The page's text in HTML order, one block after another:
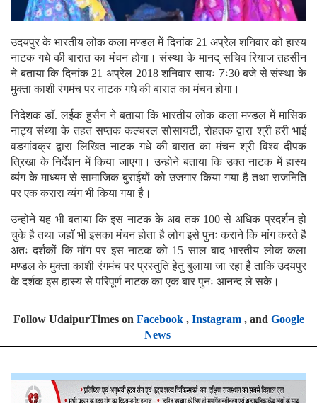
उदयपुर के भारतीय लोक कला मण्डल में दिनांक 21 अप्रेल शनिवार को हास्य
नाटक गधे की बारात का मंचन होगा। संस्था के मानद् सचिव रियाज तहसीन
ने बताया कि दिनांक 21 अप्रेल 2018 शनिवार सायः 7ः30 बजे से संस्था के
मुक्ता काशी रंगमंच पर नाटक गधे की बारात का मंचन होगा।
निदेशक डाॅ. लईक हुसैन ने बताया कि भारतीय लोक कला मण्डल में मासिक
नाट्य संध्या के तहत सप्तक कल्चरल सोसायटी, रोहतक द्वारा श्री हरी भाई
वडगांवक्र द्वारा लिखित नाटक गधे की बारात का मंचन श्री विश्व दीपक
त्रिखा के निर्देशन में किया जाएगा। उन्होने बताया कि उक्त नाटक में हास्य
व्यंग के माध्यम से सामाजिक बुराईयों को उजगार किया गया है तथा राजनिति
पर एक करारा व्यंग भी किया गया है।
उन्होने यह भी बताया कि इस नाटक के अब तक 100 से अधिक प्रदर्शन हो
चुके है तथा जहाॅ भी इसका मंचन होता है लोग इसे पुनः कराने कि मांग करते है
अतः दर्शकों कि माॅग पर इस नाटक को 15 साल बाद भारतीय लोक कला
मण्डल के मुक्ता काशी रंगमंच पर प्रस्तुति हेतु बुलाया जा रहा है ताकि उदयपुर
के दर्शक इस हास्य से परिपूर्ण नाटक का एक बार पुनः आनन्द ले सके।
Follow UdaipurTimes on Facebook, Instagram, and Google
News